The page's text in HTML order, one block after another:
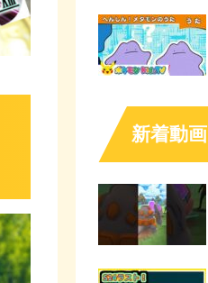
新着動画